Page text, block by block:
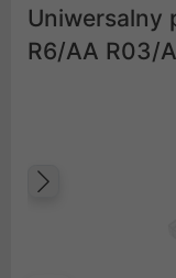
Uniwersalny
R6/AA R03/